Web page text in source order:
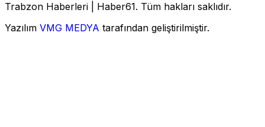
Trabzon Haberleri | Haber61. Tüm hakları saklıdır.
Yazılım VMG MEDYA tarafından geliştirilmiştir.